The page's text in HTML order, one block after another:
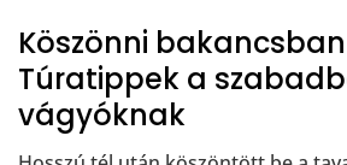
Köszönni
Túratippek a
vágyóknak